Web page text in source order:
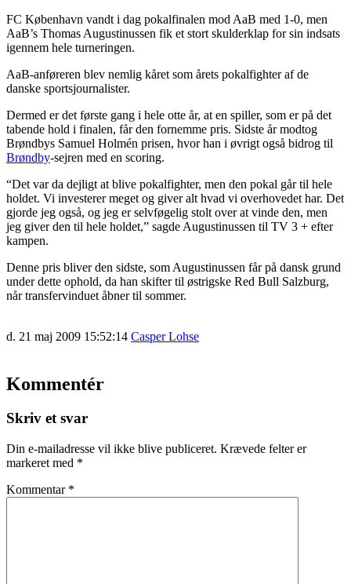
FC København vandt i dag pokalfinalen mod AaB med 1-0, men
AaB’s Thomas Augustinussen fik et stort skulderklap for sin indsats
igennem hele turneringen.
AaB-anføreren blev nemlig kåret som årets pokalfighter af de
danske sportsjournalister.
Dermed er det første gang i hele otte år, at en spiller, som er på det
tabende hold i finalen, får den fornemme pris. Sidste år modtog
Brøndbys Samuel Holmén prisen, hvor han i øvrigt også bidrog til
Brøndby-sejren med en scoring.
“Det var da dejligt at blive pokalfighter, men den pokal går til hele
holdet. Vi investerer meget og giver alt hvad vi overhovedet har. Det
gjorde jeg også, og jeg er selvføgelig stolt over at vinde den, men
jeg giver den til hele holdet,” sagde Augustinussen til TV 3 + efter
kampen.
Denne pris bliver den sidste, som Augustinussen får på dansk grund
under dette ophold, da han skifter til østrigske Red Bull Salzburg,
når transfervinduet åbner til sommer.
d. 21 maj 2009 15:52:14 Casper Lohse
Kommentér
Skriv et svar
Din e-mailadresse vil ikke blive publiceret. Krævede felter er
markeret med *
Kommentar *